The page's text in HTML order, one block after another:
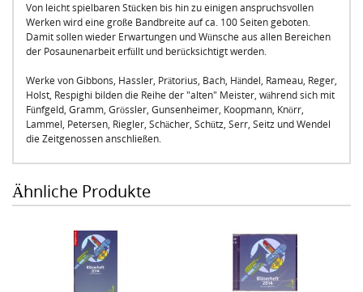
Von leicht spielbaren Stücken bis hin zu einigen anspruchsvollen
Werken wird eine große Bandbreite auf ca. 100 Seiten geboten.
Damit sollen wieder Erwartungen und Wünsche aus allen Bereichen
der Posaunenarbeit erfüllt und berücksichtigt werden.
Werke von Gibbons, Hassler, Prätorius, Bach, Händel, Rameau, Reger,
Holst, Respighi bilden die Reihe der "alten" Meister, während sich mit
Fünfgeld, Gramm, Grössler, Gunsenheimer, Koopmann, Knörr,
Lammel, Petersen, Riegler, Schächer, Schütz, Serr, Seitz und Wendel
die Zeitgenossen anschließen.
Ähnliche Produkte